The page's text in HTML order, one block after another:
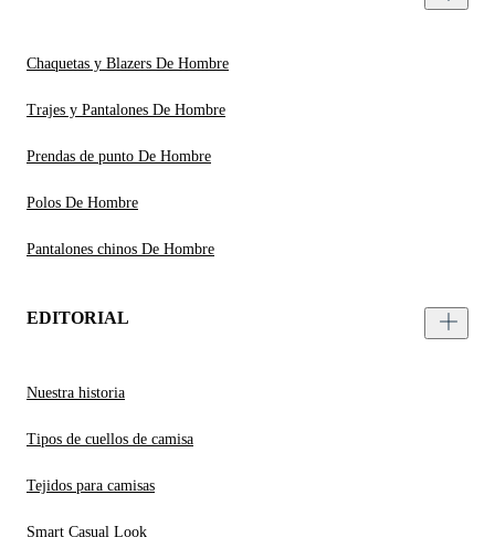
Chaquetas y Blazers De Hombre
Trajes y Pantalones De Hombre
Prendas de punto De Hombre
Polos De Hombre
Pantalones chinos De Hombre
EDITORIAL
Nuestra historia
Tipos de cuellos de camisa
Tejidos para camisas
Smart Casual Look